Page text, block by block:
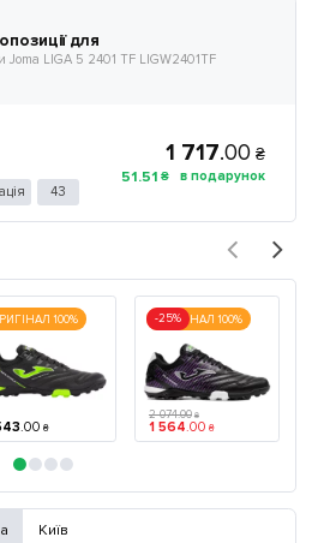
для
Joma LIGA 5 2401 TF LIGW2401TF
43
1 717.00 ₴
51.51 ₴
100%
.00 ₴
ОРИГІНАЛ 100%
-25%
2 074.00 ₴
1 564.00 ₴
Київ